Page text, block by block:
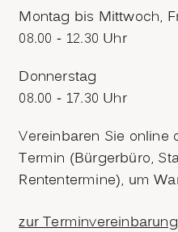
Montag bis Mittwoch,
08.00 - 12.30 Uhr
Donnerstag
08.00 - 17.30 Uhr
Vereinbaren Sie online
Termin (Bürgerbüro,
Rententermine), um
zur Terminvereinbarung